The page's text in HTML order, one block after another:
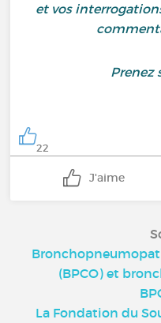
et vos
Prenez
22
J'aime
(BPCO) et
La Fondation du